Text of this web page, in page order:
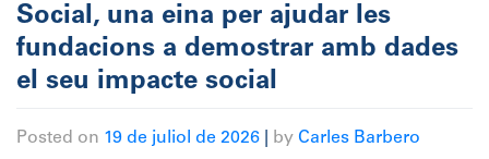
Social, una eina per ajudar les
fundacions a demostrar amb dades
el seu impacte social
Posted on 19 de juliol de 2026 by Carles Barbero